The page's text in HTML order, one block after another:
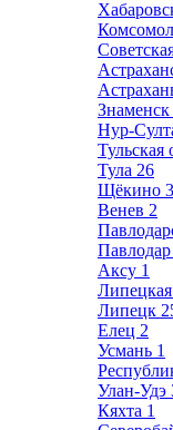
Знаменск
Нур-
Тульская
Тула 26
Щёкино 3
Венев 2
Павлодар
Аксу 1
Липецкая
Липецк
Елец 2
Усмань 1
Улан-Удэ
Кяхта 1